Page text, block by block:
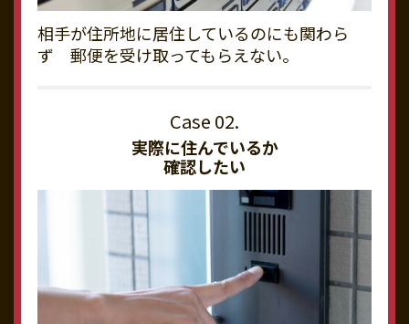
相手が住所地に居住しているのにも関わら
ず 郵便を受け取ってもらえない。
実際に住んでいるか
確認したい